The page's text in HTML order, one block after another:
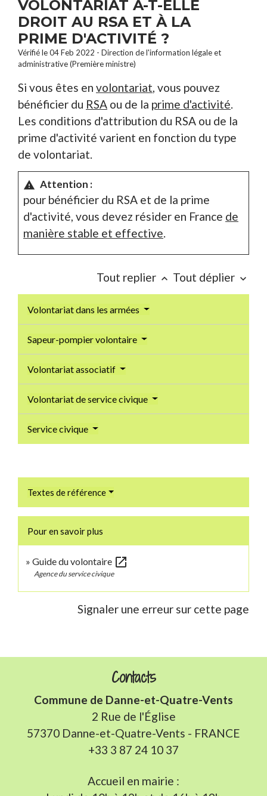
VOLONTARIAT A-T-ELLE
DROIT AU RSA ET À LA
PRIME D'ACTIVITÉ ?
Vérifié le 04 Feb 2022 - Direction de l'information légale et
administrative (Première ministre)
Si vous êtes en volontariat, vous pouvez
bénéficier du RSA ou de la prime d'activité.
Les conditions d'attribution du RSA ou de la
prime d'activité varient en fonction du type
de volontariat.
warning Attention :
pour bénéficier du RSA et de la prime
d'activité, vous devez résider en France de
manière stable et effective.
Tout replier keyboard_arrow_up Tout déplier keyboard_arrow_down
Volontariat dans les armées
Sapeur-pompier volontaire
Volontariat associatif
Volontariat de service civique
Service civique
Textes de référence
Pour en savoir plus
Guide du volontaire open_in_new
Agence du service civique
Signaler une erreur sur cette page
Contacts
Commune de Danne-et-Quatre-Vents
2 Rue de l'Église
57370 Danne-et-Quatre-Vents - FRANCE
+33 3 87 24 10 37
Accueil en mairie :